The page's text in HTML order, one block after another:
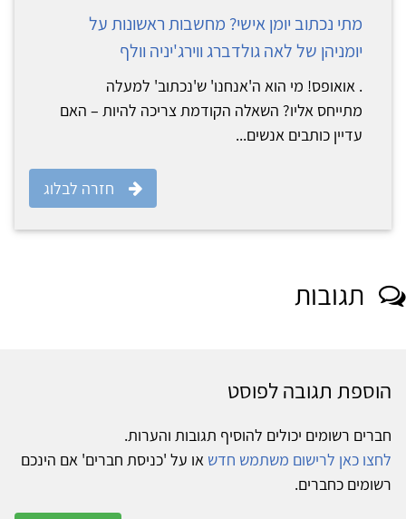
מתי נכתוב יומן אישי? מחשבות ראשונות על
יומניהן של לאה גולדברג ווירג'יניה וולף
. אואופס! מי הוא ה'אנחנו' ש'נכתוב' למעלה
מתייחס אליו? השאלה הקודמת צריכה להיות – האם
עדיין כותבים אנשים...
חזרה לבלוג
תגובות
הוספת תגובה לפוסט
חברים רשומים יכולים להוסיף תגובות והערות.
לחצו כאן לרישום משתמש חדש או על 'כניסת חברים' אם הינכם
רשומים כחברים.